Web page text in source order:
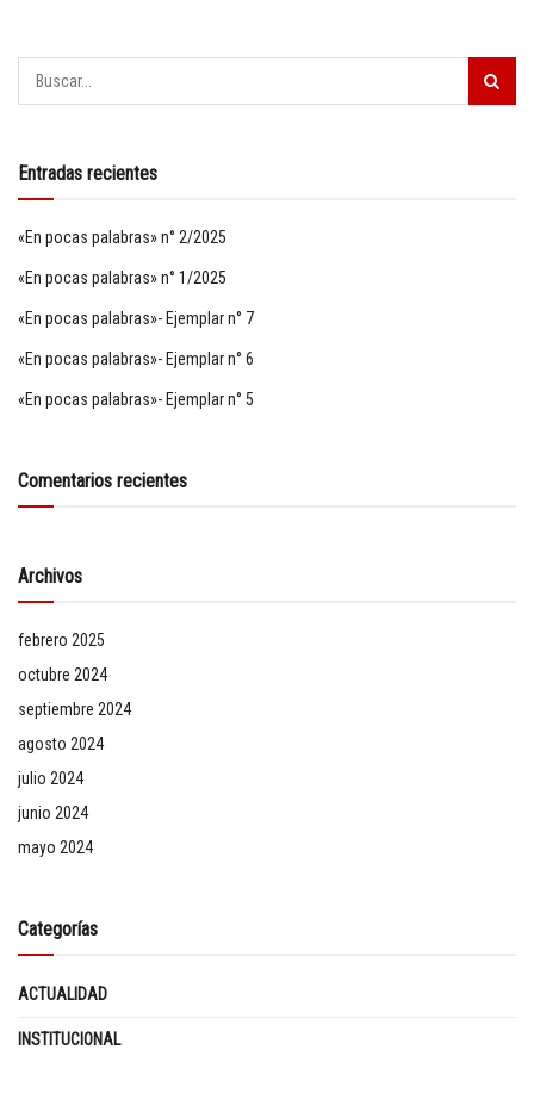
Entradas recientes
«En pocas palabras» n° 2/2025
«En pocas palabras» n° 1/2025
«En pocas palabras»- Ejemplar n° 7
«En pocas palabras»- Ejemplar n° 6
«En pocas palabras»- Ejemplar n° 5
Comentarios recientes
Archivos
febrero 2025
octubre 2024
septiembre 2024
agosto 2024
julio 2024
junio 2024
mayo 2024
Categorías
ACTUALIDAD
INSTITUCIONAL